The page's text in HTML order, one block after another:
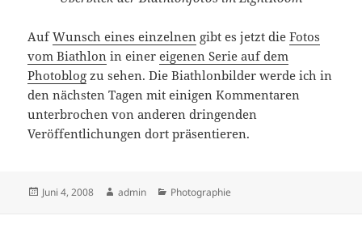
AufWunsch eines einzelnen gibt es jetzt dieFotos
vom Biathlon in einereigenen Serie auf dem
Photoblog zu sehen. Die Biathlonbilder werde ich in
den nächsten Tagen mit einigen Kommentaren
unterbrochen von anderen dringenden
Veröffentlichungen dort präsentieren.
Veröffentlicht
Juni 4, 2008 Autor
admin Kategorien
Photographie